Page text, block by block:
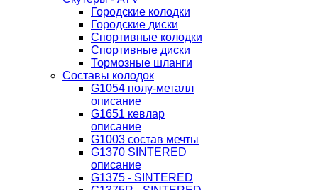
Городские колодки
Городские диски
Спортивные колодки
Спортивные диски
Тормозные шланги
Составы колодок
G1054 полу-металл
описание
G1651 кевлар
описание
G1003 состав мечты
G1370 SINTERED
описание
G1375 - SINTERED